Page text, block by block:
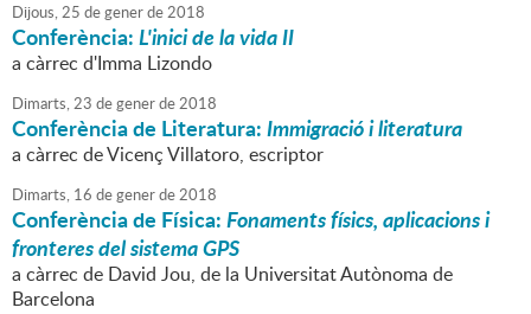
Dijous,25 degenerde2018
Conferència:L'inici de la vida II
a càrrec d'Imma Lizondo
Dimarts,23 degenerde2018
Conferència de Literatura:Immigració i literatura
a càrrec de Vicenç Villatoro, escriptor
Dimarts, 16 degenerde2018
Conferència de Física:Fonaments físics, aplicacions i
fronteres del sistema GPS
a càrrec de David Jou, de la Universitat Autònoma de
Barcelona